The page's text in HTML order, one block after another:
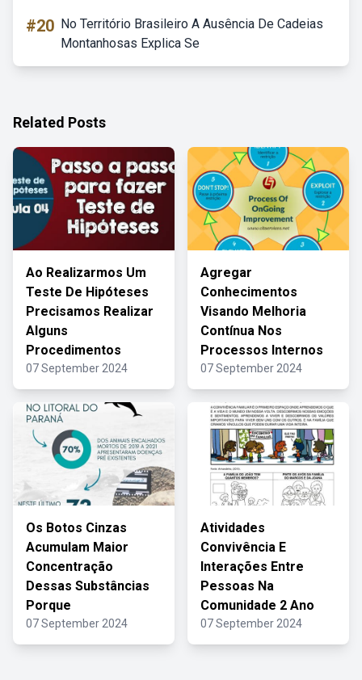
#20 No Território Brasileiro A Ausência De Cadeias
Montanhosas Explica Se
Related Posts
Ao Realizarmos Um
Teste De Hipóteses
Precisamos Realizar
Alguns
Procedimentos
07 September 2024
Agregar
Conhecimentos
Visando Melhoria
Contínua Nos
Processos Internos
07 September 2024
Os Botos Cinzas
Acumulam Maior
Concentração
Dessas Substâncias
Porque
07 September 2024
Atividades
Convivência E
Interações Entre
Pessoas Na
Comunidade 2 Ano
07 September 2024